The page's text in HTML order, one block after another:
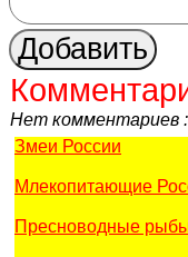
Нет комментариев
Змеи России
Млекопитающие
Пресноводные